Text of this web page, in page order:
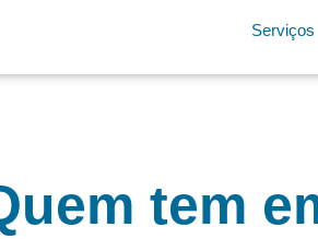
Serviços
tem